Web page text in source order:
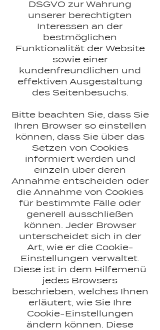
DSGVO zur Wahrung
unserer berechtigten
Interessen an der
bestmöglichen
Funktionalität der Website
sowie einer
kundenfreundlichen und
effektiven Ausgestaltung
des Seitenbesuchs.
Bitte beachten Sie, dass Sie
Ihren Browser so einstellen
können, dass Sie über das
Setzen von Cookies
informiert werden und
einzeln über deren
Annahme entscheiden oder
die Annahme von Cookies
für bestimmte Fälle oder
generell ausschließen
können. Jeder Browser
unterscheidet sich in der
Art, wie er die Cookie-
Einstellungen verwaltet.
Diese ist in dem Hilfemenü
jedes Browsers
beschrieben, welches Ihnen
erläutert, wie Sie Ihre
Cookie-Einstellungen
ändern können. Diese